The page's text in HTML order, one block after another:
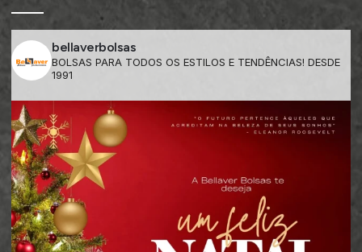
bellaverbolsas
BOLSAS PARA TODOS OS ESTILOS E TENDÊNCIAS! DESDE
1991